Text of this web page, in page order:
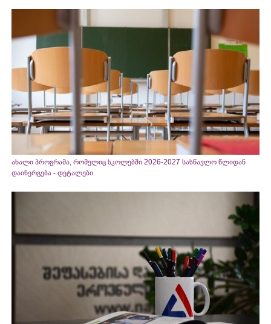
ახალი პროგრამა, რომელიც სკოლებში 2026-2027 სასწავლო წლიდან
დაინერგება - დეტალები